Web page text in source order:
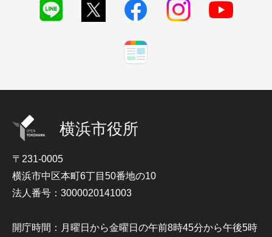
横浜市役所
〒231-0005
横浜市中区本町6丁目50番地の10
法人番号：3000020141003
開庁時間：月曜日から金曜日の午前8時45分から午後5時